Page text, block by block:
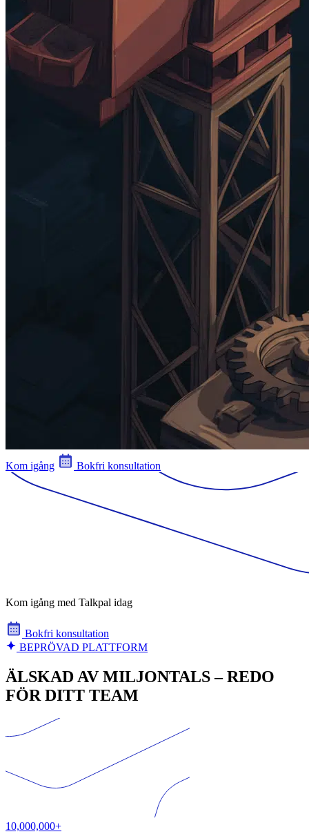
Kom igång Bokfri konsultation
Kom igång med Talkpal idag
Bokfri konsultation
BEPRÖVAD PLATTFORM
ÄLSKAD AV MILJONTALS – REDO
FÖR DITT TEAM
10,000,000+